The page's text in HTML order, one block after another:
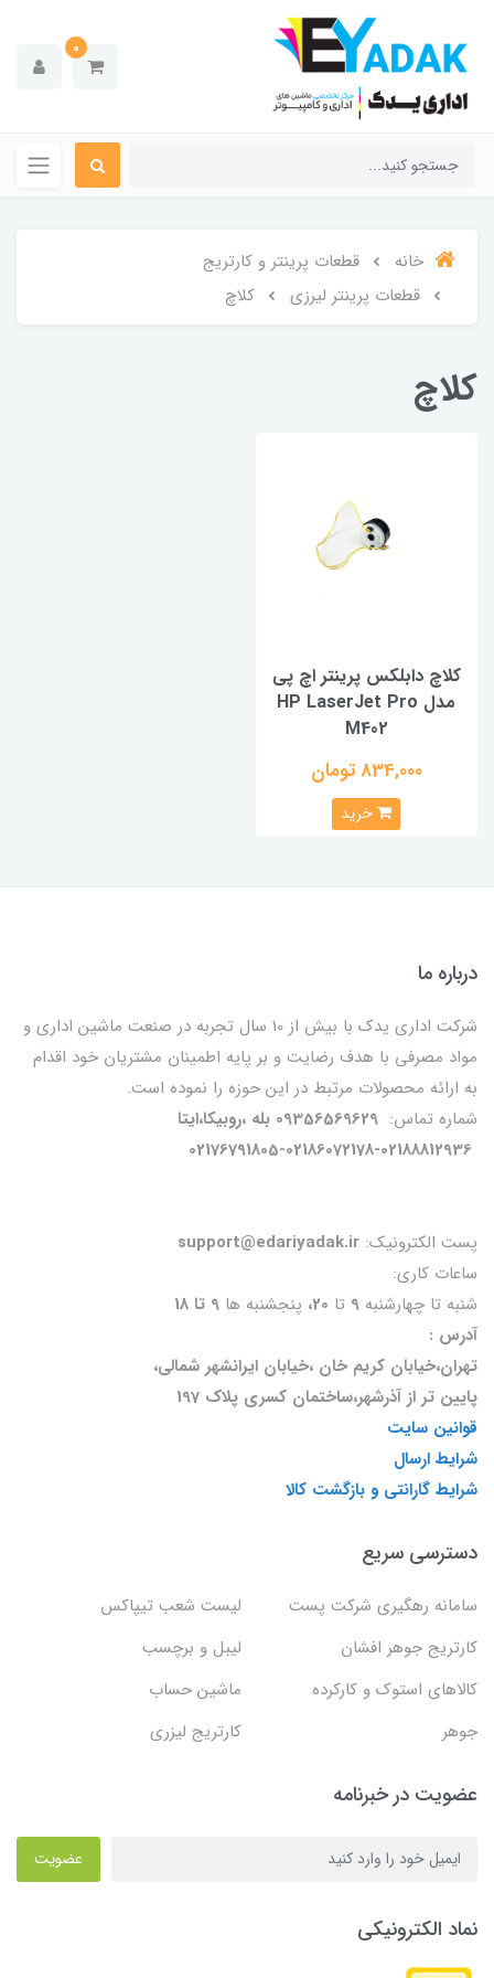
0
خانه
قطعات پرینتر و کارتریج
قطعات پرینتر لیرزی
کلاچ
کلاچ
کلاچ دابلکس پرینتر اچ پی
مدل HP LaserJet Pro
M402
834,000 تومان
خرید
درباره ما
شرکت اداری یدک با بیش از 10 سال تجربه در صنعت ماشین اداری و
مواد مصرفی با هدف رضایت و بر پایه اطمینان مشتریان خود اقدام
به ارائه محصولات مرتبط در این حوزه را نموده است.
شماره تماس: 09356569629 بله ،روبیکا،ایتا
02176791805-02186072178-02188812936
پست الکترونیک:
ساعات کاری:
شنبه تا چهارشنبه 9 تا 20، پنجشنبه ها
آدرس :
تهران،خیابان کریم خان ،خیابان ایرانشهر شمالی،
پایین تر از آذرشهر،ساختمان کسری پلاک 197
قوانین سایت
شرایط ارسال
شرایط گارانتی و بازگشت کالا
دسترسی سریع
سامانه رهگیری شرکت پست
لیست شعب تیپاکس
کارتریج جوهر افشان
لیبل و برچسب
کالاهای استوک و کارکرده
ماشین حساب
جوهر
کارتریج لیزری
عضویت در خبرنامه
عضویت
نماد الکترونیکی